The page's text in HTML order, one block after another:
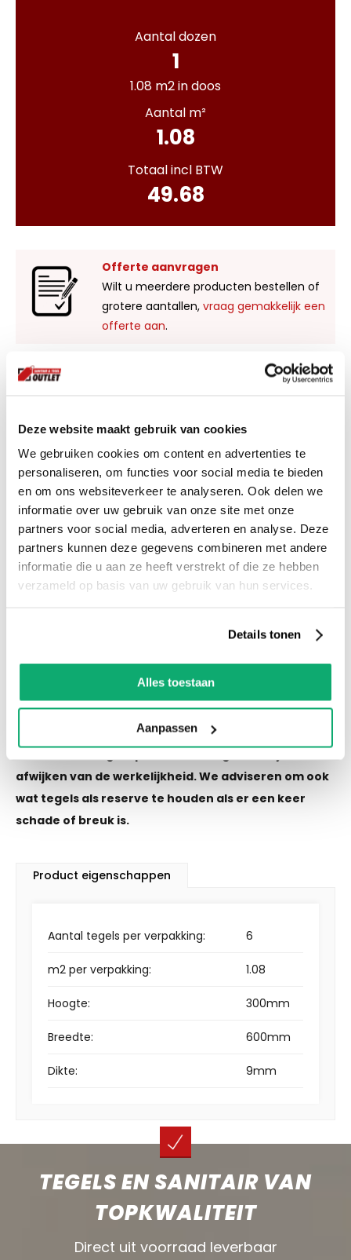
Deze website maakt gebruik van cookies
We gebruiken cookies om content en advertenties te
personaliseren, om functies voor social media te bieden
en om ons websiteverkeer te analyseren. Ook delen we
informatie over uw gebruik van onze site met onze
partners voor social media, adverteren en analyse. Deze
partners kunnen deze gegevens combineren met andere
informatie die u aan ze heeft verstrekt of die ze hebben
verzameld op basis van uw gebruik van hun services.
Details tonen
Alles toestaan
Aanpassen
Aantal dozen
1
1.08 m2 in doos
Aantal m²
1.08
Totaal incl BTW
49.68
Offerte aanvragen
Wilt u meerdere producten bestellen of
grotere aantallen, vraag gemakkelijk een
offerte aan.
voldoende parkeergelegenheid en ruime
Productspecificaties
Let op! Over gebleven tegels mogen niet retour!
De kleur van de tegel op de afbeelding kan altijd
iets afwijken van de werkelijkheid. We adviseren
Let op! Over gebleven tegels mogen niet retour! De
afwijken van de werkelijkheid. We adviseren om ook
wat tegels als reserve te houden als er een keer
schade of breuk is.
Product eigenschappen
Aantal tegels per verpakking: 6
m2 per verpakking: 1.08
Hoogte: 300mm
Breedte: 600mm
Dikte: 9mm
TEGELS EN SANITAIR VAN
TOPKWALITEIT
Direct uit voorraad leverbaar